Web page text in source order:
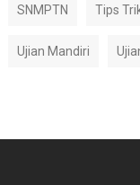
SNMPTN Tips
Ujian Mandiri